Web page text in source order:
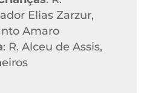
Elias Zarzur,
Amaro
: R. Alceu de Assis,